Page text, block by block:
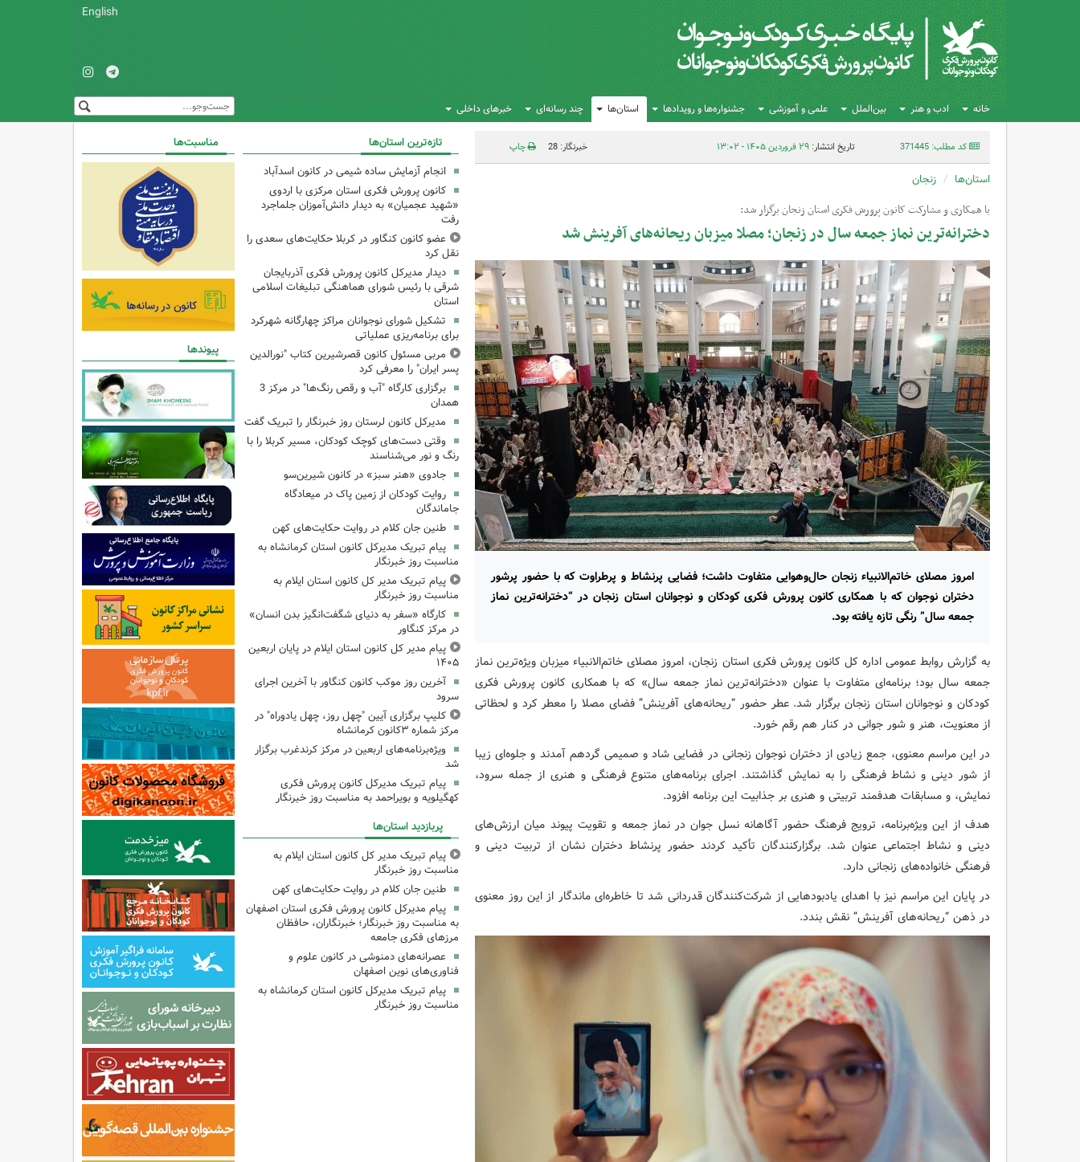
English
خانه ادب و هنر بین‌الملل علمی و آموزشی جشنواره‌ها و رویدادها استان‌ها چند رسانه‌ای خبرهای داخلی
کد مطلب: 371445 تاریخ انتشار:۲۹ فروردین ۱۴۰۵ - ۱۳:۰۲ خبرنگار: 28 چاپ
استان‌ها زنجان
با همکاری و مشارکت کانون پرورش فکری استان زنجان برگزار شد:
دخترانه‌ترین نماز جمعه سال در زنجان؛ مصلا میزبان ریحانه‌های آفرینش شد
امروز مصلای خاتم‌الانبیاء زنجان حال‌وهوایی متفاوت داشت؛ فضایی پرنشاط و پرطراوت که با حضور پرشور
دختران نوجوان که با همکاری کانون پرورش فکری کودکان و نوجوانان استان زنجان در “دخترانه‌ترین نماز
جمعه سال” رنگی تازه یافته بود.
به گزارش روابط عمومی اداره کل کانون پرورش فکری استان زنجان، امروز مصلای خاتم‌الانبیاء میزبان ویژه‌ترین نماز
جمعه سال بود؛ برنامه‌ای متفاوت با عنوان «دخترانه‌ترین نماز جمعه سال» که با همکاری کانون پرورش فکری
کودکان و نوجوانان استان زنجان برگزار شد. عطر حضور “ریحانه‌های آفرینش” فضای مصلا را معطر کرد و لحظاتی
از معنویت، هنر و شور جوانی در کنار هم رقم خورد.
در این مراسم معنوی، جمع زیادی از دختران نوجوان زنجانی در فضایی شاد و صمیمی گردهم آمدند و جلوه‌ای زیبا
از شور دینی و نشاط فرهنگی را به نمایش گذاشتند. اجرای برنامه‌های متنوع فرهنگی و هنری از جمله سرود،
نمایش، و مسابقات هدفمند تربیتی و هنری بر جذابیت این برنامه افزود.
هدف از این ویژه‌برنامه، ترویج فرهنگ حضور آگاهانه نسل جوان در نماز جمعه و تقویت پیوند میان ارزش‌های
دینی و نشاط اجتماعی عنوان شد. برگزارکنندگان تأکید کردند حضور پرنشاط دختران نشان از تربیت دینی و
فرهنگی خانواده‌های زنجانی دارد.
در پایان این مراسم نیز با اهدای یادبودهایی از شرکت‌کنندگان قدردانی شد تا خاطره‌ای ماندگار از این روز معنوی
در ذهن “ریحانه‌های آفرینش” نقش بندد.
تازه‌ترین استان‌ها
انجام آزمایش ساده شیمی در کانون اسدآباد
کانون پرورش فکری استان مرکزی با اردوی
«شهید عجمیان» به دیدار دانش‌آموزان جلماجرد
رفت
عضو کانون کنگاور در کربلا حکایت‌های سعدی را
نقل کرد
دیدار مدیرکل کانون پرورش فکری آذربایجان
شرقی با رئیس شورای هماهنگی تبلیغات اسلامی
استان
تشکیل شورای نوجوانان مراکز چهارگانه شهرکرد
برای برنامه‌ریزی عملیاتی
مربی مسئول کانون قصرشیرین کتاب "نورالدین
پسر ایران" را معرفی کرد
برگزاری کارگاه "آب و رقص رنگ‌ها" در مرکز 3
همدان
مدیرکل کانون لرستان روز خبرنگار را تبریک گفت
وقتی دست‌های کوچک کودکان، مسیر کربلا را با
رنگ و نور می‌شناسند
جادوی «هنر سبز» در کانون شیرین‌سو
روایت کودکان از زمین پاک در میعادگاه
جاماندگان
طنین جان کلام در روایت حکایت‌های کهن
پیام تبریک مدیرکل کانون استان کرمانشاه به
مناسبت روز خبرنگار
پیام تبریک مدیر کل کانون استان ایلام به
مناسبت روز خبرنگار
کارگاه «سفر به دنیای شگفت‌انگیز بدن انسان»
در مرکز کنگاور
پیام مدیر کل کانون استان ایلام در پایان اربعین
۱۴۰۵
آخرین روز موکب کانون کنگاور با آخرین اجرای
سرود
کلیپ برگزاری آیین "چهل روز، چهل یادوراه" در
مرکز شماره ۳کانون کرمانشاه
ویژه‌برنامه‌های اربعین در مرکز کرندغرب برگزار
شد
پیام تبریک مدیرکل کانون پرورش فکری
کهگیلویه و بویراحمد به مناسبت روز خبرنگار
پربازدید استان‌ها
پیام تبریک مدیر کل کانون استان ایلام به
مناسبت روز خبرنگار
طنین جان کلام در روایت حکایت‌های کهن
پیام مدیرکل کانون پرورش فکری استان اصفهان
به مناسبت روز خبرنگار؛ خبرنگاران، حافظان
مرزهای فکری جامعه
عصرانه‌های دمنوشی در کانون علوم و
فناوری‌های نوین اصفهان
پیام تبریک مدیرکل کانون استان کرمانشاه به
مناسبت روز خبرنگار
مناسبت‌ها
پیوندها